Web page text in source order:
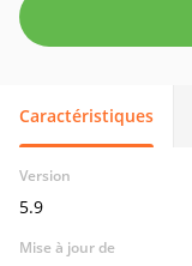
Caractéristiques
Version
5.9
Mise à jour de